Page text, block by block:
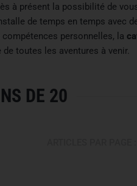
à présent la possibilité de
de temps en temps avec
personnelles, la
toutes les aventures à venir.
DE 20